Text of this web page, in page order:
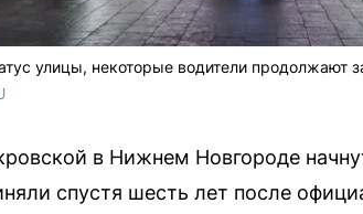
улицы, некоторые водители продолжают
в Нижнем Новгороде
спустя шесть лет после